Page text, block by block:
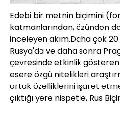
Edebi bir metnin biçimini
katmanlarından, özünden
inceleyen akım.Daha çok 20.
Rusya'da ve daha sonra
çevresinde etkinlik gösteren
esere özgü nitelikleri
ortak özelliklerini işaret
çıktığı yere nispetle, Rus